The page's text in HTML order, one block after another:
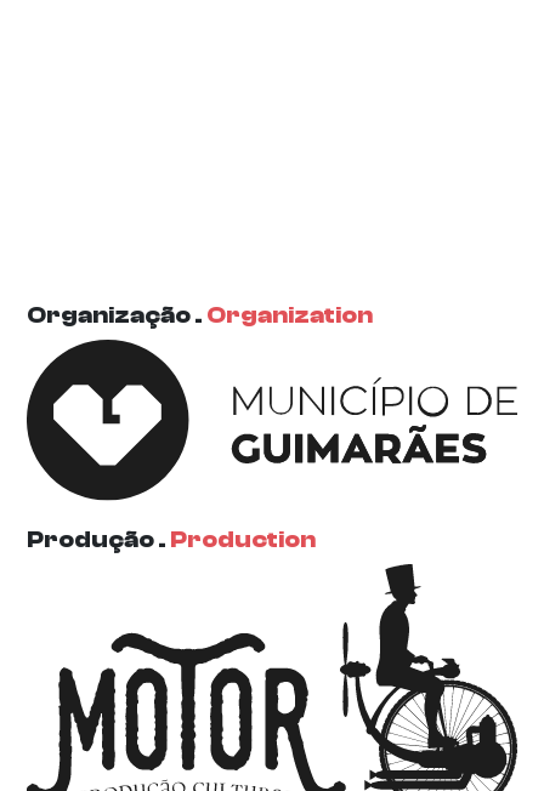
Organização . Organization
Produção . Production